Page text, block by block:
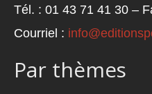
Tél. : 01 43 71 41 30 –
Courriel :
Par thèmes